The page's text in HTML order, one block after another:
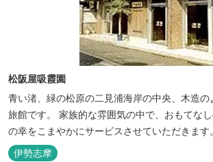
松阪屋吸霞園
青い渚、緑の松原の二見浦海岸の中央、木造
旅館です。 家族的な雰囲気の中で、おもてな
の幸をこまやかにサービスさせていただきます。
伊勢志摩